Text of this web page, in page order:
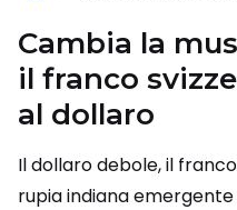
Cambia la
il franco
al dollaro
Il dollaro debole, il
rupia indiana